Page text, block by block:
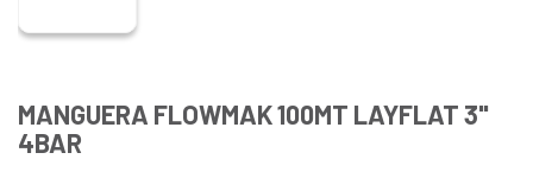
MANGUERA FLOWMAK 100MT LAYFLAT 3"
4BAR